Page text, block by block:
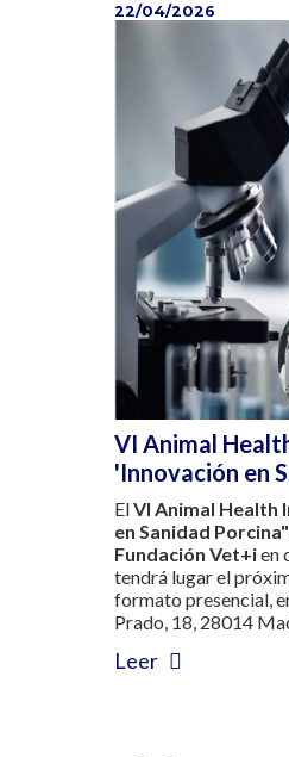
22/04/2026
VI Animal
'Innovación en
ElVI Animal Health
en Sanidad Porcina"
Fundación Vet+ien
tendrá lugar el
formato presencial,
Prado, 18, 28014
Leer